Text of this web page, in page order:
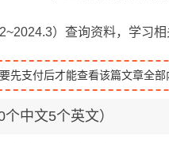
）查询资料，学习
先支付后才能查看该篇文章全部
中文5个英文）